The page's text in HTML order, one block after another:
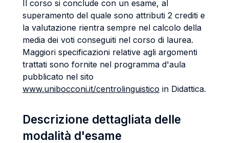
Il corso si conclude con un esame, al
superamento del quale sono attributi 2 crediti e
la valutazione rientra sempre nel calcolo della
media dei voti conseguiti nel corso di laurea.
Maggiori specificazioni relative agli argomenti
trattati sono fornite nel programma d'aula
pubblicato nel sito
www.unibocconi.it/centrolinguistico in Didattica.
Descrizione dettagliata delle
modalità d'esame